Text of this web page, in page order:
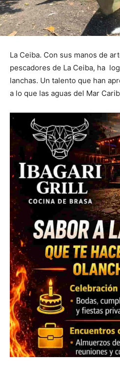
La Ceiba. Con sus manos de
pescadores de La Ceiba, ha
lanchas. Un talento que han
a lo que las aguas del Mar